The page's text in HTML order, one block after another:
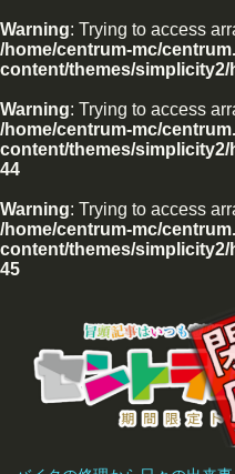
Warning: Trying to access
/home/centrum-mc/
content/themes/simplicity2/
Warning: Trying to access
/home/centrum-mc/
content/themes/
44
Warning: Trying to access
/home/centrum-mc/
content/themes/
45